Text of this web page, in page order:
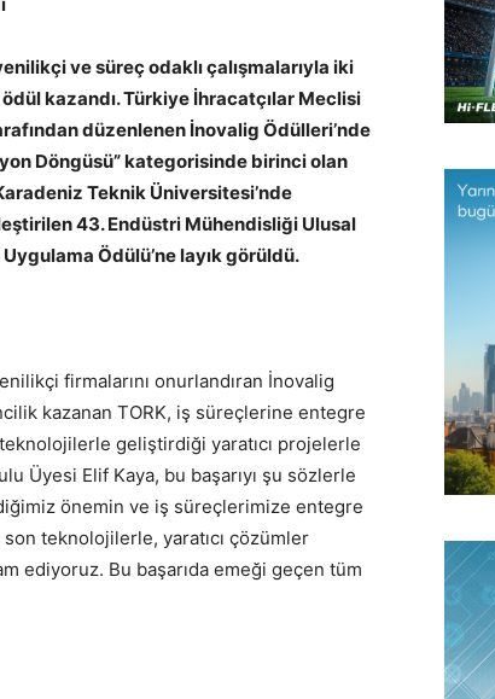
ve süreç odaklı çalışmalarıyla iki
kazandı. Türkiye İhracatçılar Meclisi
düzenlenen İnovalig Ödülleri’nde
Döngüsü” kategorisinde birinci olan
Teknik Üniversitesi’nde
43. Endüstri Mühendisliği Ulusal
Ödülü’ne layık görüldü.
firmalarını onurlandıran İnovalig
kazanan TORK, iş süreçlerine entegre
geliştirdiği yaratıcı projelerle
Üyesi Elif Kaya, bu başarıyı şu sözlerle
önemin ve iş süreçlerimize entegre
teknolojilerle, yaratıcı çözümler
ediyoruz. Bu başarıda emeği geçen tüm